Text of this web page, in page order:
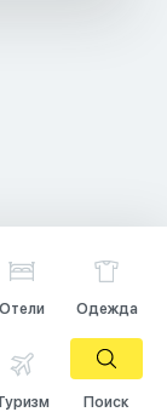
Отели Одежда
Поиск